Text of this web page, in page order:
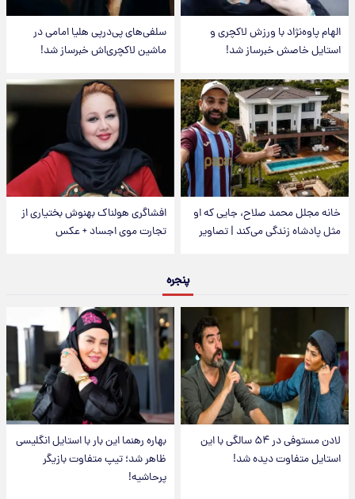
الهام پاوه‌نژاد با ورزش لاکچری و
استایل خاصش خبرساز شد!
سلفی‌های پی‌درپی هلیا امامی در
ماشین لاکچری‌اش خبرساز شد!
خانه مجلل محمد صلاح، جایی که او
مثل پادشاه زندگی می‌کند | تصاویر
افشاگری هولناک بهنوش بختیاری از
تجارت موی اجساد + عکس
پنجره
لادن مستوفی در ۵۴ سالگی با این
استایل متفاوت دیده شد!
بهاره رهنما این بار با استایل انگلیسی
ظاهر شد؛ تیپ متفاوت بازیگر
پرحاشیه!